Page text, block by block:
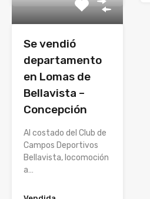
Se vendió
departamento
en Lomas de
Bellavista –
Concepción
Al costado del Club de
Campos Deportivos
Bellavista, locomoción
a…